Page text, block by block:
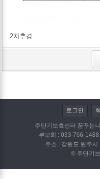
2차추경
로그인
주단기보호센터 꿈꾸는
부모회 : 033-766-
주소 : 강원도 원주
© 주단기